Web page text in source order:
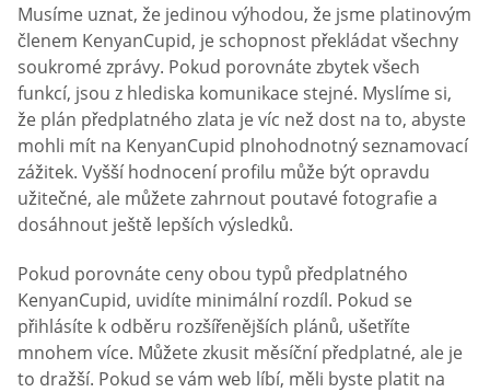
Musíme uznat, že jedinou výhodou, že jsme platinovým
členem KenyanCupid, je schopnost překládat všechny
soukromé zprávy. Pokud porovnáte zbytek všech
funkcí, jsou z hlediska komunikace stejné. Myslíme si,
že plán předplatného zlata je víc než dost na to, abyste
mohli mít na KenyanCupid plnohodnotný seznamovací
zážitek. Vyšší hodnocení profilu může být opravdu
užitečné, ale můžete zahrnout poutavé fotografie a
dosáhnout ještě lepších výsledků.
Pokud porovnáte ceny obou typů předplatného
KenyanCupid, uvidíte minimální rozdíl. Pokud se
přihlásíte k odběru rozšířenějších plánů, ušetříte
mnohem více. Můžete zkusit měsíční předplatné, ale je
to dražší. Pokud se vám web líbí, měli byste platit na